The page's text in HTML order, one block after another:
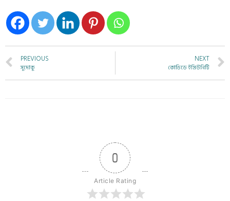
PREVIOUS
সুদোকু
NEXT
কোভিডে ইমিউনিটি
0
Article Rating